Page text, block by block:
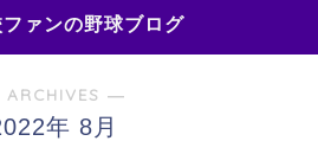
ァンの野球ブログ
―
年 8月